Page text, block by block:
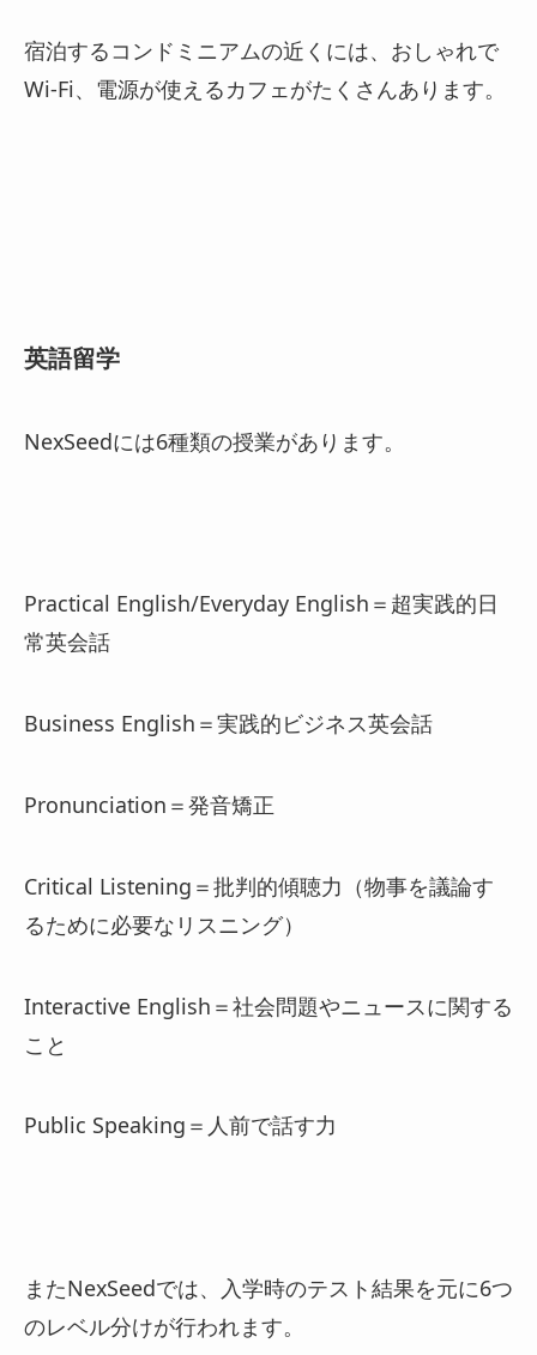
宿泊するコンドミニアムの近くには、おしゃれで
Wi-Fi、電源が使えるカフェがたくさんあります。
英語留学
NexSeedには6種類の授業があります。
Practical English/Everyday English＝超実践的日
常英会話
Business English＝実践的ビジネス英会話
Pronunciation＝発音矯正
Critical Listening＝批判的傾聴力（物事を議論す
るために必要なリスニング）
Interactive English＝社会問題やニュースに関する
こと
Public Speaking＝人前で話す力
またNexSeedでは、入学時のテスト結果を元に6つ
のレベル分けが行われます。